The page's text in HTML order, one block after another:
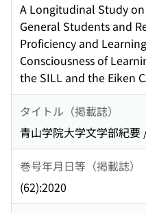
A Longitudinal Study
General Students and
Proficiency and
Consciousness of
the SILL and the Eiken
タイトル（掲載誌）
青山学院大学文学部紀
巻号年月日等（掲載誌）
(62):2020